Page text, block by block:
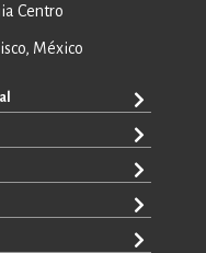
Centro
México